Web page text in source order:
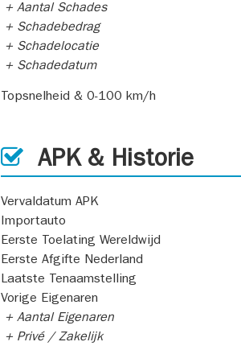
+ Aantal Schades
+ Schadebedrag
+ Schadelocatie
+ Schadedatum
Topsnelheid & 0-100 km/h
APK & Historie
Vervaldatum APK
Importauto
Eerste Toelating Wereldwijd
Eerste Afgifte Nederland
Laatste Tenaamstelling
Vorige Eigenaren
+ Aantal Eigenaren
+ Privé / Zakelijk